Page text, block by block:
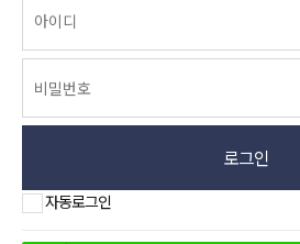
로그인
자동로그인